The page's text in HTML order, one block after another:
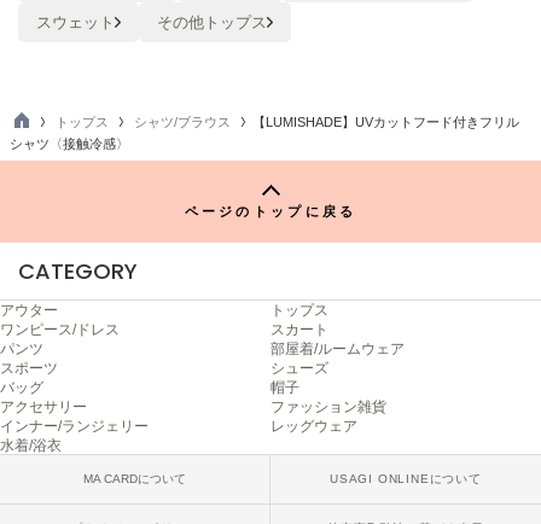
Onitsuka Tiger
オルグ
オル
PATRICK
パトリック
Philly chocolate
スウェット
その他トップス
TO
P
トップス シャツ/ブラウス
【LUMISHADE】UVカットフード付きフリル
シャツ〈接触冷感〉
ページのトップに戻る
CATEGORY
アウター
トップス
ワンピース/ドレス
スカート
パンツ
部屋着/ルームウェア
スポーツ
シューズ
バッグ
帽子
アクセサリー
ファッション雑貨
インナー/ランジェリー
レッグウェア
水着/浴衣
MA CARDについて USAGI ONLINEについて